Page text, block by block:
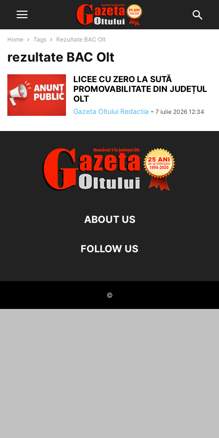
Home Tags Rezultate BAC Olt
rezultate BAC Olt
LICEE CU ZERO LA SUTĂ
PROMOVABILITATE DIN JUDEȚUL
OLT
Gazeta Oltului Redactia - 7 iulie 2026 12:34
ABOUT US
FOLLOW US
©